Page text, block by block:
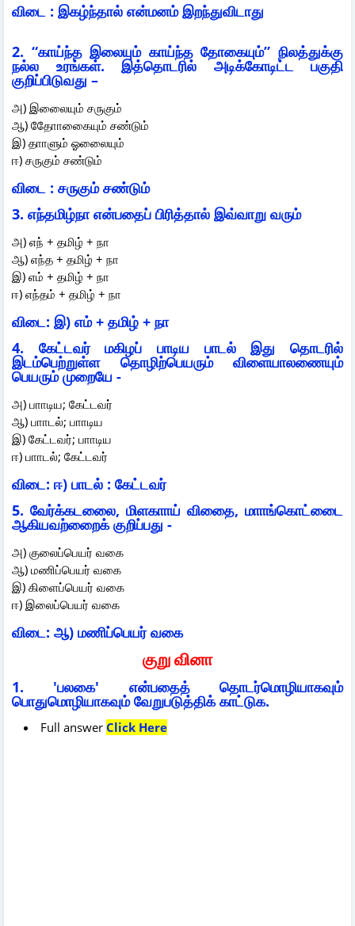
விடை : இகழ்ந்தால் என்மனம் இறந்துவிடாது
2. “காய்ந்த இலையும் காய்ந்த தோகையும்” நிலத்துக்கு
நல்ல உரங்கள். இத்தொடரில் அடிக்கோடிட்ட பகுதி
குறிப்பிடுவது –
அ) இலைையும் சருகும்
ஆ) தோோகைையும் சண்டும்
இ) தாாளும் ஓலைையும்
ஈ) சருகும் சண்டும்
விடை : சருகும் சண்டும்
3. எந்தமிழ்நா என்பதைப் பிரித்தால் இவ்வாறு வரும்
அ) எந் + தமிழ் + நா
ஆ) எந்த + தமிழ் + நா
இ) எம் + தமிழ் + நா
ஈ) எந்தம் + தமிழ் + நா
விடை: இ) எம் + தமிழ் + நா
4. கேட்டவர் மகிழப் பாடிய பாடல் இது தொடரில்
இடம்பெற்றுள்ள தொழிற்பெயரும் விளையாலணையும்
பெயரும் முறையே -
அ) பாாடிய; கேட்டவர்
ஆ) பாாடல்; பாாடிய
இ) கேட்டவர்; பாாடிய
ஈ) பாாடல்; கேட்டவர்
விடை: ஈ) பாடல் : கேட்டவர்
5. வேர்க்கடலைை, மிளகாாய் விதைை, மாாங்கொட்டைை
ஆகியவற்றைைக் குறிப்பது -
அ) குலைப்பெயர் வகை
ஆ) மணிப்பெயர் வகை
இ) கிளைப்பெயர் வகை
ஈ) இலைப்பெயர் வகை
விடை: ஆ) மணிப்பெயர் வகை
குறு வினா
1. 'பலகை' என்பதைத் தொடர்மொழியாகவும்
பொதுமொழியாகவும் வேறுபடுத்திக் காட்டுக.
Full answer Click Here